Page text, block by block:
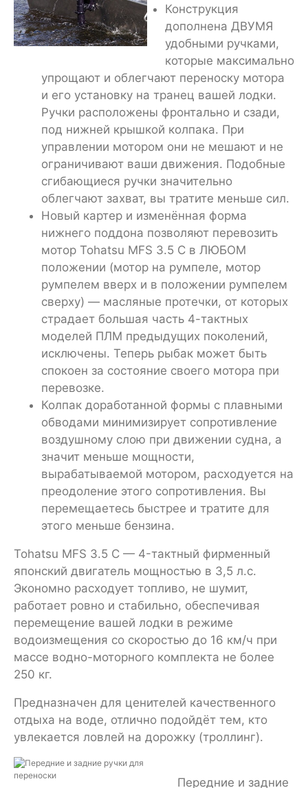
Конструкция
дополнена ДВУМЯ
удобными ручками,
которые максимально
упрощают и облегчают переноску мотора
и его установку на транец вашей лодки.
Ручки расположены фронтально и сзади,
под нижней крышкой колпака. При
управлении мотором они не мешают и не
ограничивают ваши движения. Подобные
сгибающиеся ручки значительно
облегчают захват, вы тратите меньше сил.
Новый картер и изменённая форма
нижнего поддона позволяют перевозить
мотор Tohatsu MFS 3.5 C в ЛЮБОМ
положении (мотор на румпеле, мотор
румпелем вверх и в положении румпелем
сверху) — масляные протечки, от которых
страдает большая часть 4-тактных
моделей ПЛМ предыдущих поколений,
исключены. Теперь рыбак может быть
спокоен за состояние своего мотора при
перевозке.
Колпак доработанной формы с плавными
обводами минимизирует сопротивление
воздушному слою при движении судна, а
значит меньше мощности,
вырабатываемой мотором, расходуется на
преодоление этого сопротивления. Вы
перемещаетесь быстрее и тратите для
этого меньше бензина.
Tohatsu MFS 3.5 C — 4-тактный фирменный
японский двигатель мощностью в 3,5 л.с.
Экономно расходует топливо, не шумит,
работает ровно и стабильно, обеспечивая
перемещение вашей лодки в режиме
водоизмещения со скоростью до 16 км/ч при
массе водно-моторного комплекта не более
250 кг.
Предназначен для ценителей качественного
отдыха на воде, отлично подойдёт тем, кто
увлекается ловлей на дорожку (троллинг).
Передние и задние